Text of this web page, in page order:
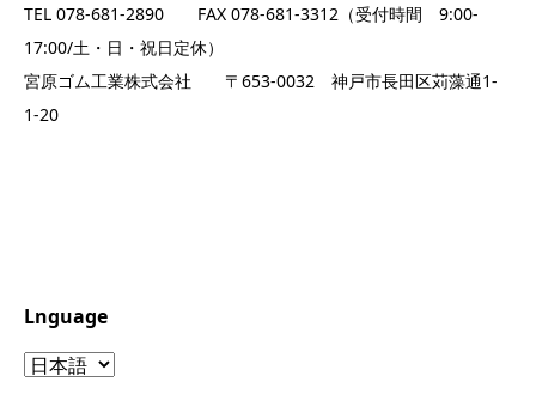
TEL 078-681-2890 FAX 078-681-3312（受付時間 9:00-
17:00/土・日・祝日定休）
宮原ゴム工業株式会社 〒653-0032 神戸市長田区苅藻通1-
1-20
Lnguage
Lnguage